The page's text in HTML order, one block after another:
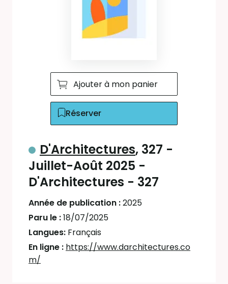
Ajouter à mon panier
Réserver
D'Architectures, 327 -
Juillet-Août 2025 -
D'Architectures - 327
Année de publication :2025
Paru le :18/07/2025
Langues: Français
En ligne : https://www.darchitectures.co
m/